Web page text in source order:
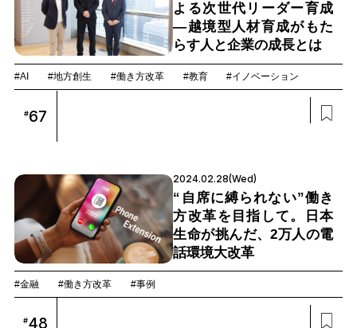
よる次世代リーダー育成
―越境型人材育成がもた
らす人と企業の成長とは
#AI #地方創生 #働き方改革 #教育 #イノベーション
#67
2024.02.28(Wed)
“自席に縛られない”働き
方改革を目指して。日本
生命が挑んだ、2万人の電
話環境大改革
#金融 #働き方改革 #事例
#48